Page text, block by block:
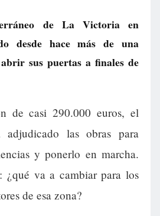
de La Victoria en
desde hace más de una
sus puertas a finales de
de casi 290.000 euros, el
adjudicado las obras para
y ponerlo en marcha.
¿qué va a cambiar para los
de esa zona?